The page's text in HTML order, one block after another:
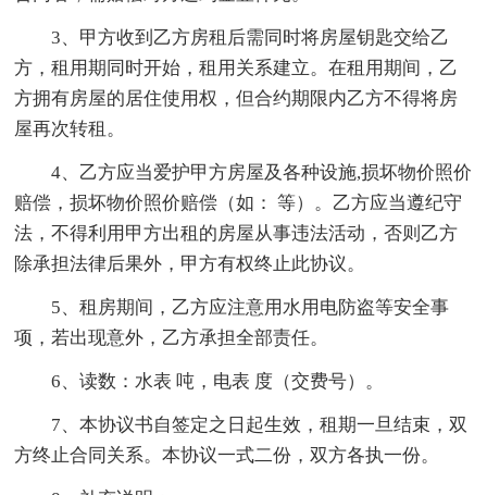
3、甲方收到乙方房租后需同时将房屋钥匙交给乙
方，租用期同时开始，租用关系建立。在租用期间，乙
方拥有房屋的居住使用权，但合约期限内乙方不得将房
屋再次转租。
4、乙方应当爱护甲方房屋及各种设施,损坏物价照价
赔偿，损坏物价照价赔偿（如： 等）。乙方应当遵纪守
法，不得利用甲方出租的房屋从事违法活动，否则乙方
除承担法律后果外，甲方有权终止此协议。
5、租房期间，乙方应注意用水用电防盗等安全事
项，若出现意外，乙方承担全部责任。
6、读数：水表 吨，电表 度（交费号）。
7、本协议书自签定之日起生效，租期一旦结束，双
方终止合同关系。本协议一式二份，双方各执一份。